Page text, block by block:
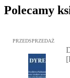
Polecamy
Przejdź do:
PRZEDSPRZEDAŻ